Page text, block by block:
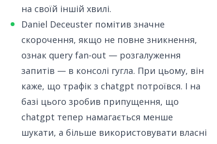
на своїй іншій хвилі.
Daniel Deceuster помітив значне
скорочення, якщо не повне зникнення,
ознак query fan-out — розгалуження
запитів — в консолі гугла. При цьому, він
каже, що трафік з chatgpt потроївся. І на
базі цього зробив припущення, що
chatgpt тепер намагається менше
шукати, а більше використовувати власні